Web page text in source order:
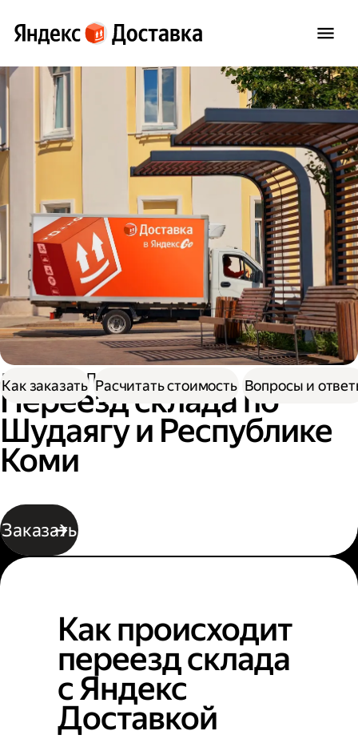
Доставка Переезд склада
Переезд склада по
Шудаягу и Республике
Коми
Заказать
Как заказать Расчитать стоимость Вопросы и
Как происходит
переезд склада
с Яндекс
Доставкой